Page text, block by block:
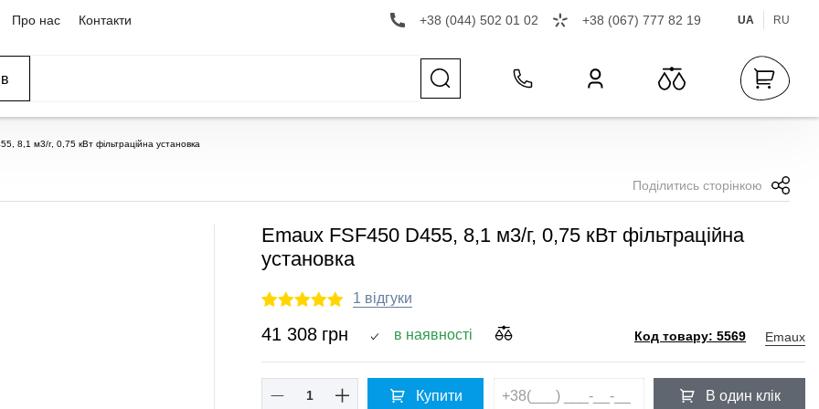
Про нас Контакти +38 (044) 502 01 02 +38 (067) 777 82 19 UA RU
8,1 м3/г, 0,75 кВт фільтраційна установка
Поділитись сторінкою
ПОКУПКА ЧАСТИНАМИ
ПОКУПКА ЧАСТИНАМИ ПОКУПКА
ПОКУПКА
Emaux FSF450 D455, 8,1 м3/г, 0,75 кВт фільтраційна
установка
1 відгуки
41 308 грн в наявності Код товару: 5569 Emaux
Купити В один клік